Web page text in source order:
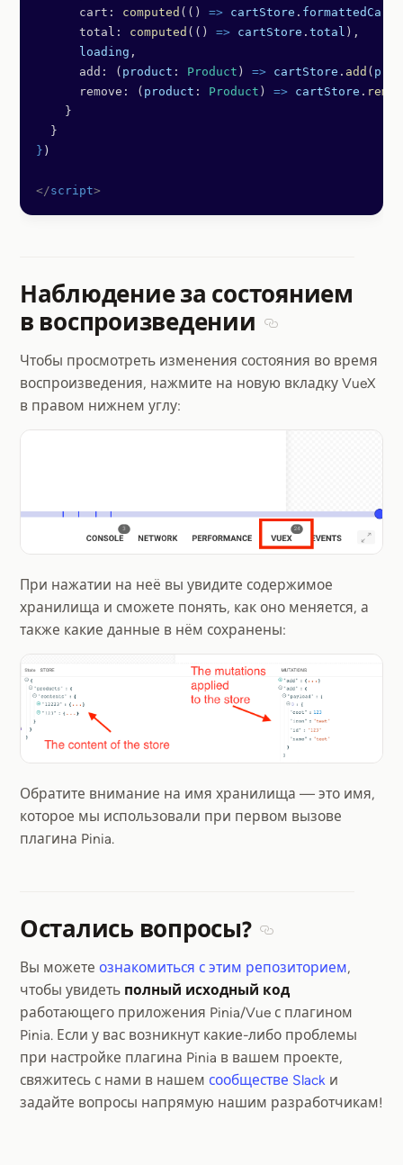
      cart:
computed (() => cartStore . formattedCart
      total:
computed (() => cartStore . total ),
      loading
,
      add: (
product : Product ) => cartStore . add (
      remove: (
product : Product ) => cartStore .
    }
  }
} )
</script>
Наблюдение за состоянием
в воспроизведении
Чтобы просмотреть изменения состояния во время
воспроизведения, нажмите на новую вкладку VueX
в правом нижнем углу:
При нажатии на неё вы увидите содержимое
хранилища и сможете понять, как оно меняется, а
также какие данные в нём сохранены:
Обратите внимание на имя хранилища — это имя,
которое мы использовали при первом вызове
плагина Pinia.
Остались вопросы?
Вы можете ознакомиться с этим репозиторием,
чтобы увидеть полный исходный код
работающего приложения Pinia/Vue с плагином
Pinia. Если у вас возникнут какие-либо проблемы
при настройке плагина Pinia в вашем проекте,
свяжитесь с нами в нашем сообществе Slack и
задайте вопросы напрямую нашим разработчикам!